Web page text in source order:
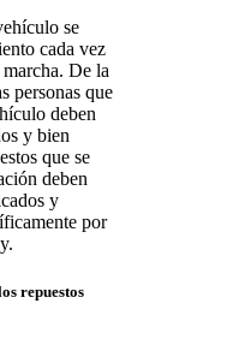
se
cada vez
De la
personas que
deben
y bien
que se
deben
y
por
repuestos